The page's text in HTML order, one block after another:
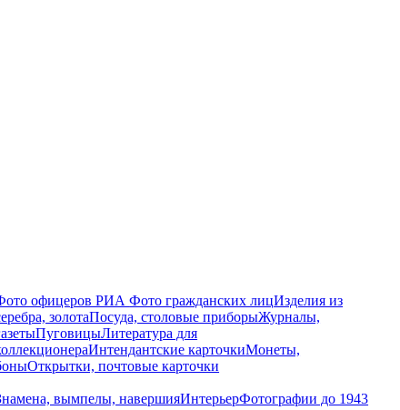
офицеров РИАФото гражданских лицИзделия из
золотаПосуда, столовые приборыЖурналы,
ПуговицыЛитература для
Интендантские карточкиМонеты,
Открытки, почтовые карточки
вымпелы, навершияИнтерьерФотографии до 1943